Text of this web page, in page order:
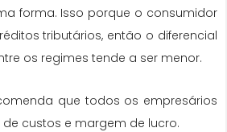
forma. Isso porque o consumidor
tributários, então o diferencial
os regimes tende a ser menor.
que todos os empresários
custos e margem de lucro.